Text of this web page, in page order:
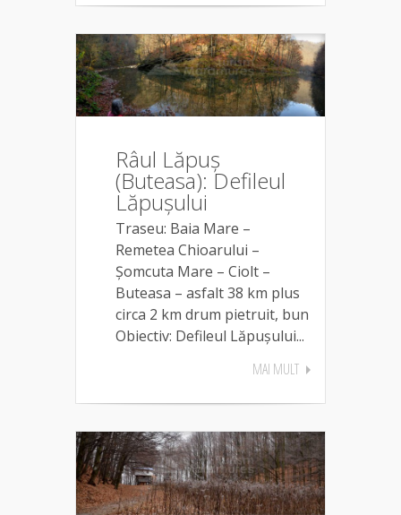
Râul Lăpuș
(Buteasa): Defileul
Lăpușului
Traseu: Baia Mare –
Remetea Chioarului –
Șomcuta Mare – Ciolt –
Buteasa – asfalt 38 km plus
circa 2 km drum pietruit, bun
Obiectiv: Defileul Lăpușului...
MAI MULT